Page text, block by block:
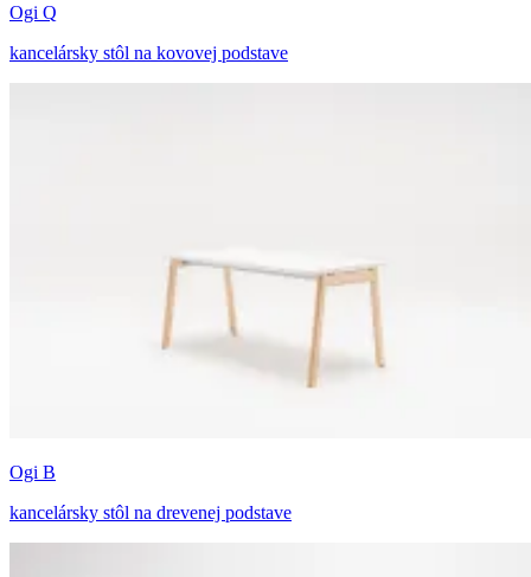
Ogi Q
kancelársky stôl na kovovej podstave
Ogi B
kancelársky stôl na drevenej podstave